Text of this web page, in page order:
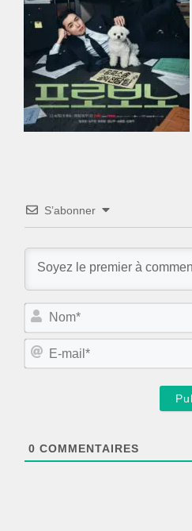
S’abonner
0 COMMENTAIRES